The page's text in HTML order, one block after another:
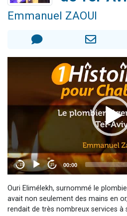
Il reste 49 places
Emmanuel ZAOUI
Ouri Elimélekh, surnommé le
avait non seulement des mains en
rendait de très nombreux services à